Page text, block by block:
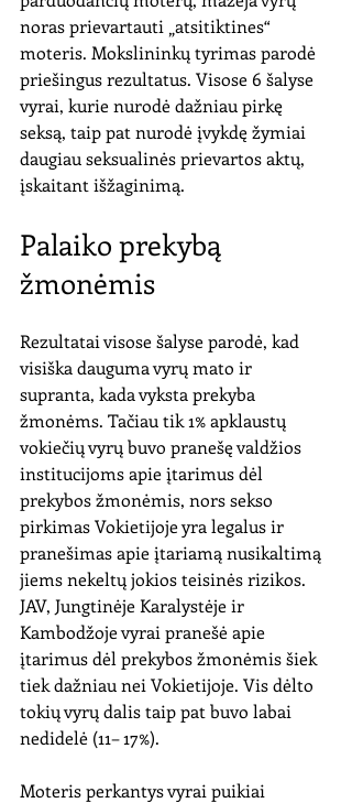
noras prievartauti „atsitiktines“
moteris. Mokslininkų tyrimas parodė
priešingus rezultatus. Visose 6 šalyse
vyrai, kurie nurodė dažniau pirkę
seksą, taip pat nurodė įvykdę žymiai
daugiau seksualinės prievartos aktų,
įskaitant išžaginimą.
Palaiko prekybą
žmonėmis
Rezultatai visose šalyse parodė, kad
visiška dauguma vyrų mato ir
supranta, kada vyksta prekyba
žmonėms. Tačiau tik 1% apklaustų
vokiečių vyrų buvo pranešę valdžios
institucijoms apie įtarimus dėl
prekybos žmonėmis, nors sekso
pirkimas Vokietijoje yra legalus ir
pranešimas apie įtariamą nusikaltimą
jiems nekeltų jokios teisinės rizikos.
JAV, Jungtinėje Karalystėje ir
Kambodžoje vyrai pranešė apie
įtarimus dėl prekybos žmonėmis šiek
tiek dažniau nei Vokietijoje. Vis dėlto
tokių vyrų dalis taip pat buvo labai
nedidelė (11– 17%).
Moteris perkantys vyrai puikiai